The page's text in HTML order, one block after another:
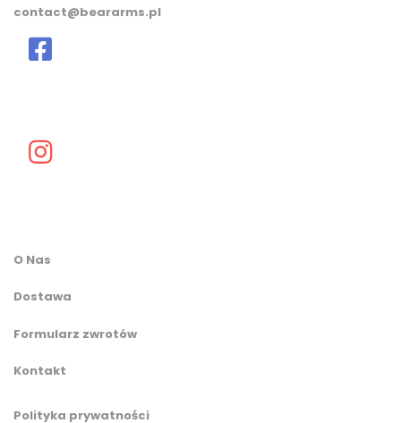
contact@beararms.pl
O Nas
Dostawa
Formularz zwrotów
Kontakt
Polityka prywatności